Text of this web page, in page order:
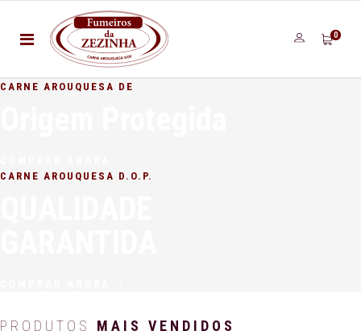
0
CARNE AROUQUESA DE
CARNE AROUQUESA D.O.P.
PRODUTOS MAIS VENDIDOS